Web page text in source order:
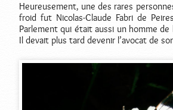
Heureusement, une des rares
froid fut Nicolas-Claude Fabri de
Parlement qui était aussi un homme
Il devait plus tard devenir l’avocat de